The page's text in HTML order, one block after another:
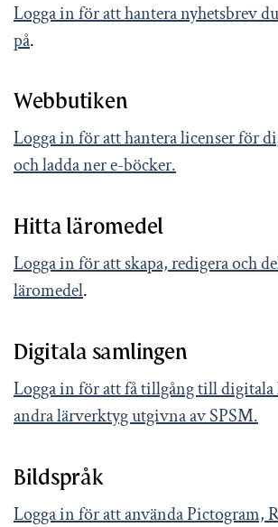
Logga in för att hantera nyhetsbrev
på.
Webbutiken
Logga in för att hantera licenser för
och ladda ner e-böcker.
Hitta läromedel
Logga in för att skapa, redigera och
läromedel.
Digitala samlingen
Logga in för att få tillgång till digitala
andra lärverktyg utgivna av SPSM.
Bildspråk
Logga in för att använda Pictogram,